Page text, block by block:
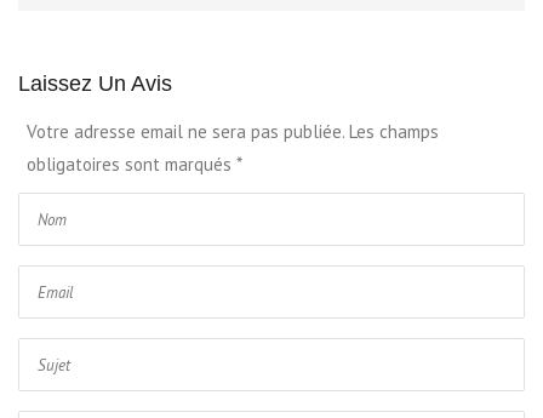
Laissez Un Avis
Votre adresse email ne sera pas publiée. Les champs
obligatoires sont marqués *